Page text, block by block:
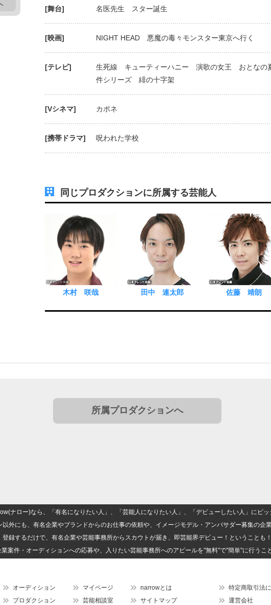
[舞台] 名医先生 スター誕生
[映画] NIGHT HEAD 悪魔の毒々モンスター東京へ行く
[テレビ]
生死線 キューティーハニー 演歌の女王 おとな
件シリーズ 緋の十字架
[Vシネマ] カポネ
[携帯ドラマ] 呪われた学校
同じプロダクションに所属する芸能人
木村 咲哉 田中 連太郎 佐藤 靖朗
所属プロダクションへ
ナロー)なら、「有名になりたい人」、「芸能人になりたい人」、「デビューしたい人」にピッ
外にも、有名企業やブランドからのお仕事の依頼や、イメージモデル・アンバサダー募集の企
登録するだけで、有名企業や芸能事務所からスカウトが届き、即芸能界デビュー！ということも！
案件・オーディションへの応募や、入りたい芸能事務所へのアピールを"無料"で"簡単"に行うこ
オーディション
プロダクション
マイページ
芸能相談室
narrowとは
サイトマップ
特定商取引法
運営会社